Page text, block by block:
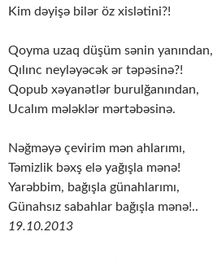
Kim dəyişə bilər öz xislətini?!
Qoyma uzaq düşüm sənin yanından,
Qılınc neyləyəcək ər təpəsinə?!
Qopub xəyanətlər burulğanından,
Ucalım mələklər mərtəbəsinə.
Nəğməyə çevirim mən ahlarımı,
Təmizlik bəxş elə yağışla mənə!
Yarəbbim, bağışla günahlarımı,
Günahsız sabahlar bağışla mənə!..
19.10.2013